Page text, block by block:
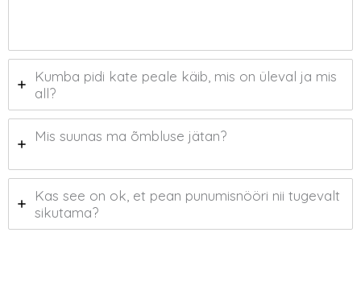
Kumba pidi kate peale käib, mis on üleval ja mis
all?
Mis suunas ma õmbluse jätan?
Kas see on ok, et pean punumisnööri nii tugevalt
sikutama?